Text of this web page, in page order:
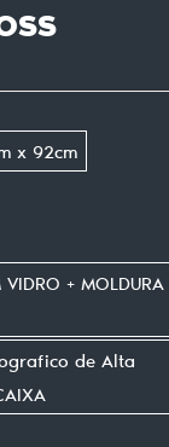
x 92cm
+ MOLDURA
de Alta